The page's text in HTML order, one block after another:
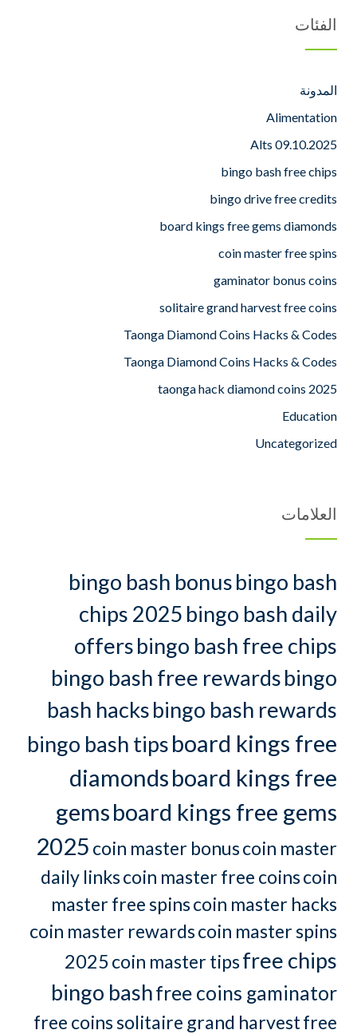
الفئات
المدونة
Alimentation
Alts 09.10.2025
bingo bash free chips
bingo drive free credits
board kings free gems diamonds
coin master free spins
gaminator bonus coins
solitaire grand harvest free coins
Taonga Diamond Coins Hacks & Codes
Taonga Diamond Coins Hacks & Codes
taonga hack diamond coins 2025
Education
Uncategorized
العلامات
bingo bash bonusbingo bash
chips 2025 bingo bash daily
offersbingo bash free chips
bingo bash free rewardsbingo
bash hacksbingo bash rewards
bingo bash tipsboard kings free
diamondsboard kings free
gemsboard kings free gems
2025 coin master bonuscoin master
daily linkscoin master free coinscoin
master free spinscoin master hacks
coin master rewardscoin master spins
2025coin master tipsfree chips
bingo bashfree coins gaminator
free coins solitaire grand harvestfree